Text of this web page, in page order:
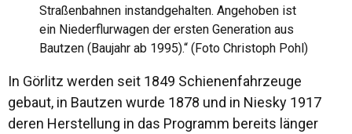
Straßenbahnen instandgehalten. Angehoben ist
ein Niederflurwagen der ersten Generation aus
Bautzen (Baujahr ab 1995).“ (Foto Christoph Pohl)
In Görlitz werden seit 1849 Schienenfahrzeuge
gebaut, in Bautzen wurde 1878 und in Niesky 1917
deren Herstellung in das Programm bereits länger